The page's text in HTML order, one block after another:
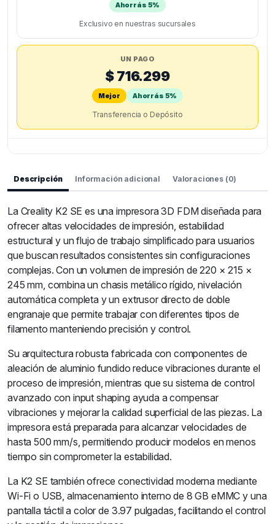
Ahorrás 5%
Exclusivo en nuestras sucursales
UN PAGO
$ 716.299
Mejor Ahorrás 5%
Transferencia o Depósito
Descripción Información adicional Valoraciones (0)
La Creality K2 SE es una impresora 3D FDM diseñada para
ofrecer altas velocidades de impresión, estabilidad
estructural y un flujo de trabajo simplificado para usuarios
que buscan resultados consistentes sin configuraciones
complejas. Con un volumen de impresión de 220 × 215 ×
245 mm, combina un chasis metálico rígido, nivelación
automática completa y un extrusor directo de doble
engranaje que permite trabajar con diferentes tipos de
filamento manteniendo precisión y control.
Su arquitectura robusta fabricada con componentes de
aleación de aluminio fundido reduce vibraciones durante el
proceso de impresión, mientras que su sistema de control
avanzado con input shaping ayuda a compensar
vibraciones y mejorar la calidad superficial de las piezas. La
impresora está preparada para alcanzar velocidades de
hasta 500 mm/s, permitiendo producir modelos en menos
tiempo sin comprometer la estabilidad.
La K2 SE también ofrece conectividad moderna mediante
Wi-Fi o USB, almacenamiento interno de 8 GB eMMC y una
pantalla táctil a color de 3.97 pulgadas, facilitando el control